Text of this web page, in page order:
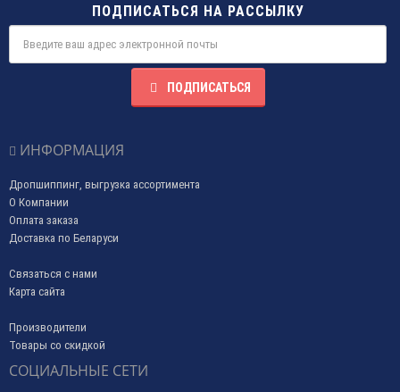
ПОДПИСАТЬСЯ НА РАССЫЛКУ
ПОДПИСАТЬСЯ
ИНФОРМАЦИЯ
Дропшиппинг, выгрузка ассортимента
О Компании
Оплата заказа
Доставка по Беларуси
Связаться с нами
Карта сайта
Производители
Товары со скидкой
СОЦИАЛЬНЫЕ СЕТИ